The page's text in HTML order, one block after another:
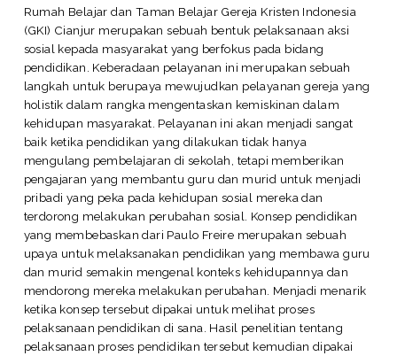
Rumah Belajar dan Taman Belajar Gereja Kristen Indonesia
(GKI) Cianjur merupakan sebuah bentuk pelaksanaan aksi
sosial kepada masyarakat yang berfokus pada bidang
pendidikan. Keberadaan pelayanan ini merupakan sebuah
langkah untuk berupaya mewujudkan pelayanan gereja yang
holistik dalam rangka mengentaskan kemiskinan dalam
kehidupan masyarakat. Pelayanan ini akan menjadi sangat
baik ketika pendidikan yang dilakukan tidak hanya
mengulang pembelajaran di sekolah, tetapi memberikan
pengajaran yang membantu guru dan murid untuk menjadi
pribadi yang peka pada kehidupan sosial mereka dan
terdorong melakukan perubahan sosial. Konsep pendidikan
yang membebaskan dari Paulo Freire merupakan sebuah
upaya untuk melaksanakan pendidikan yang membawa guru
dan murid semakin mengenal konteks kehidupannya dan
mendorong mereka melakukan perubahan. Menjadi menarik
ketika konsep tersebut dipakai untuk melihat proses
pelaksanaan pendidikan di sana. Hasil penelitian tentang
pelaksanaan proses pendidikan tersebut kemudian dipakai